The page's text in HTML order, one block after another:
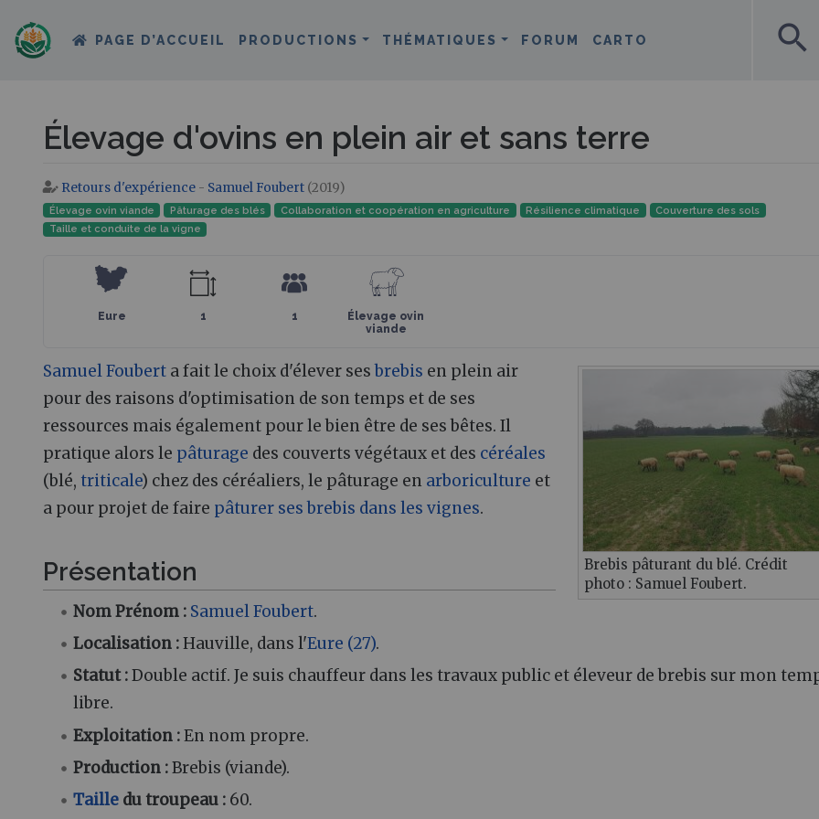
PAGE D’ACCUEIL PRODUCTIONS THÉMATIQUES FORUM CARTO search
Élevage d'ovins en plein air et sans terre
Aller à :navigation,rechercher
Retours d'expérience - Samuel Foubert (2019)
Élevage ovin viande Pâturage des blés Collaboration et coopération en agriculture Résilience climatique
Couverture des sols
Taille et conduite de la vigne
Eure 1 1
Élevage ovin
viande
Brebis pâturant du blé. Crédit
photo : Samuel Foubert.
Samuel Foubert a fait le choix d'élever sesbrebis en plein air
pour des raisons d'optimisation de son temps et de ses
ressources mais également pour le bien être de ses bêtes. Il
pratique alors le pâturage des couverts végétaux et des céréales
(blé, triticale) chez des céréaliers, le pâturage en arboriculture et
a pour projet de faire pâturer ses brebis dans les vignes.
Présentation
Nom Prénom : Samuel Foubert.
Localisation :Hauville, dans l'Eure (27).
Statut :Double actif. Je suis chauffeur dans les travaux public et éleveur de brebis sur mon
libre.
Exploitation :En nom propre.
Production :Brebis (viande).
Taille du troupeau : 60.